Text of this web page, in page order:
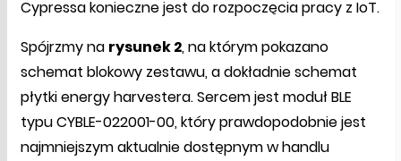
Cypressa konieczne jest do rozpoczęcia pracy z IoT.
Spójrzmy na rysunek 2, na którym pokazano
schemat blokowy zestawu, a dokładnie schemat
płytki energy harvestera. Sercem jest moduł BLE
typu CYBLE-022001-00, który prawdopodobnie jest
najmniejszym aktualnie dostępnym w handlu